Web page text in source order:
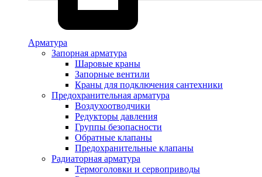
Арматура
Запорная арматура
Шаровые краны
Запорные вентили
Краны для подключения сантехники
Предохранительная арматура
Воздухоотводчики
Редукторы давления
Группы безопасности
Обратные клапаны
Предохранительные клапаны
Радиаторная арматура
Термоголовки и сервоприводы